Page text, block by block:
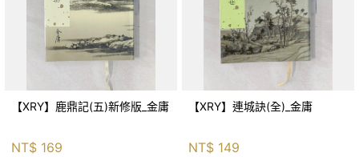
【XRY】鹿鼎記(五)新修版_金庸
NT$ 169
【XRY】連城訣(全)_金庸
NT$ 149